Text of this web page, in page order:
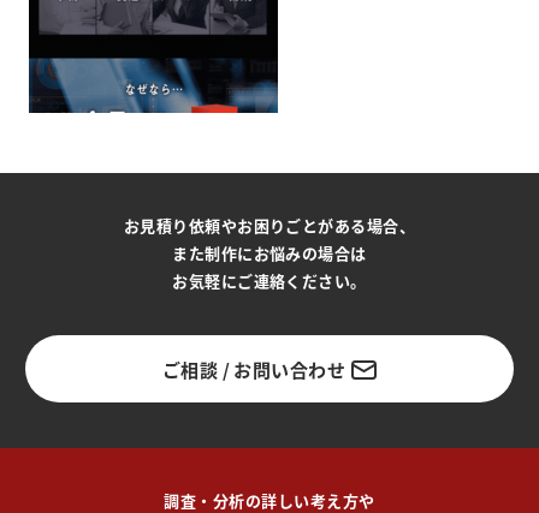
お見積り依頼やお困りごとがある場合、
また制作にお悩みの場合は
お気軽にご連絡ください。
ご相談 / お問い合わせ
調査・分析の詳しい考え方や